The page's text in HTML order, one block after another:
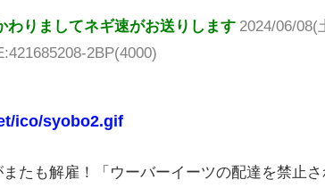
わりましてネギ速がお送りします 2024/06/08(
2BP(4000)
ico/syobo2.gif
たも解雇！「ウーバーイーツの配達を禁止